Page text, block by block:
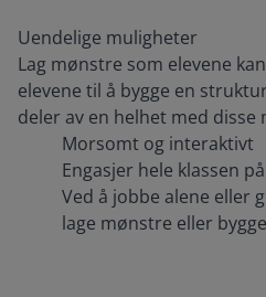
Uendelige muligheter
Lag mønstre som elevene
elevene til å bygge en
deler av en helhet med disse
Morsomt og interaktivt
Engasjer hele klassen
Ved å jobbe alene eller
lage mønstre eller